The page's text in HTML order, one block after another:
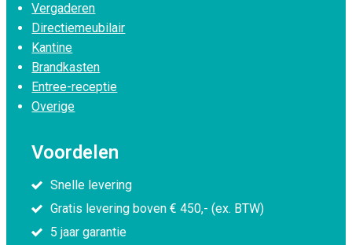
Vergaderen
Directiemeubilair
Kantine
Brandkasten
Entree-receptie
Overige
Voordelen
Snelle levering
Gratis levering boven € 450,- (ex. BTW)
5 jaar garantie